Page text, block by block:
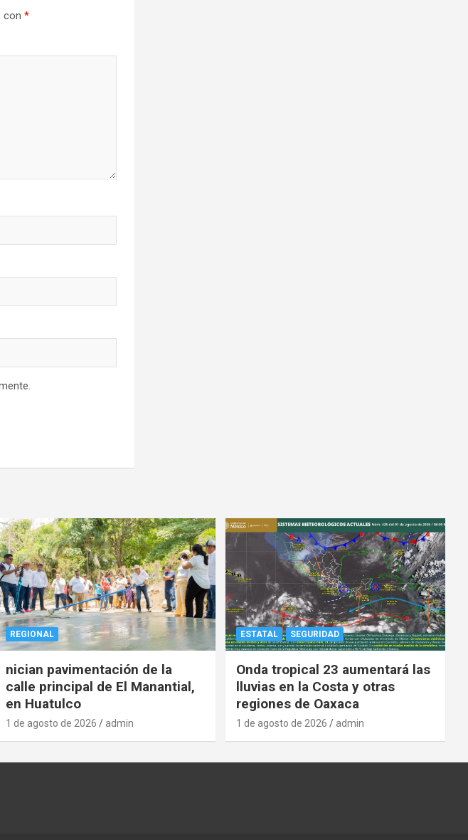
con *
REGIONAL
nician pavimentación de la
calle principal de El Manantial,
en Huatulco
1 de agosto de 2026 admin
ESTATAL SEGURIDAD
Onda tropical 23 aumentará las
lluvias en la Costa y otras
regiones de Oaxaca
1 de agosto de 2026 admin